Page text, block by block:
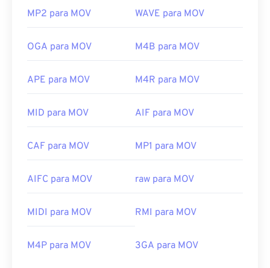
MP2 para MOV WAVE para MOV
OGA para MOV M4B para MOV
APE para MOV M4R para MOV
MID para MOV AIF para MOV
CAF para MOV MP1 para MOV
AIFC para MOV raw para MOV
MIDI para MOV RMI para MOV
M4P para MOV 3GA para MOV